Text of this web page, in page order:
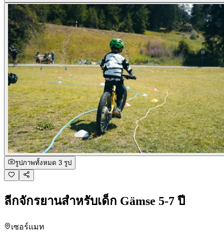
รูปภาพทั้งหมด 3 รูป
ลีกจักรยานสำหรับเด็ก Gämse 5-7 ปี
เซอร์แมท